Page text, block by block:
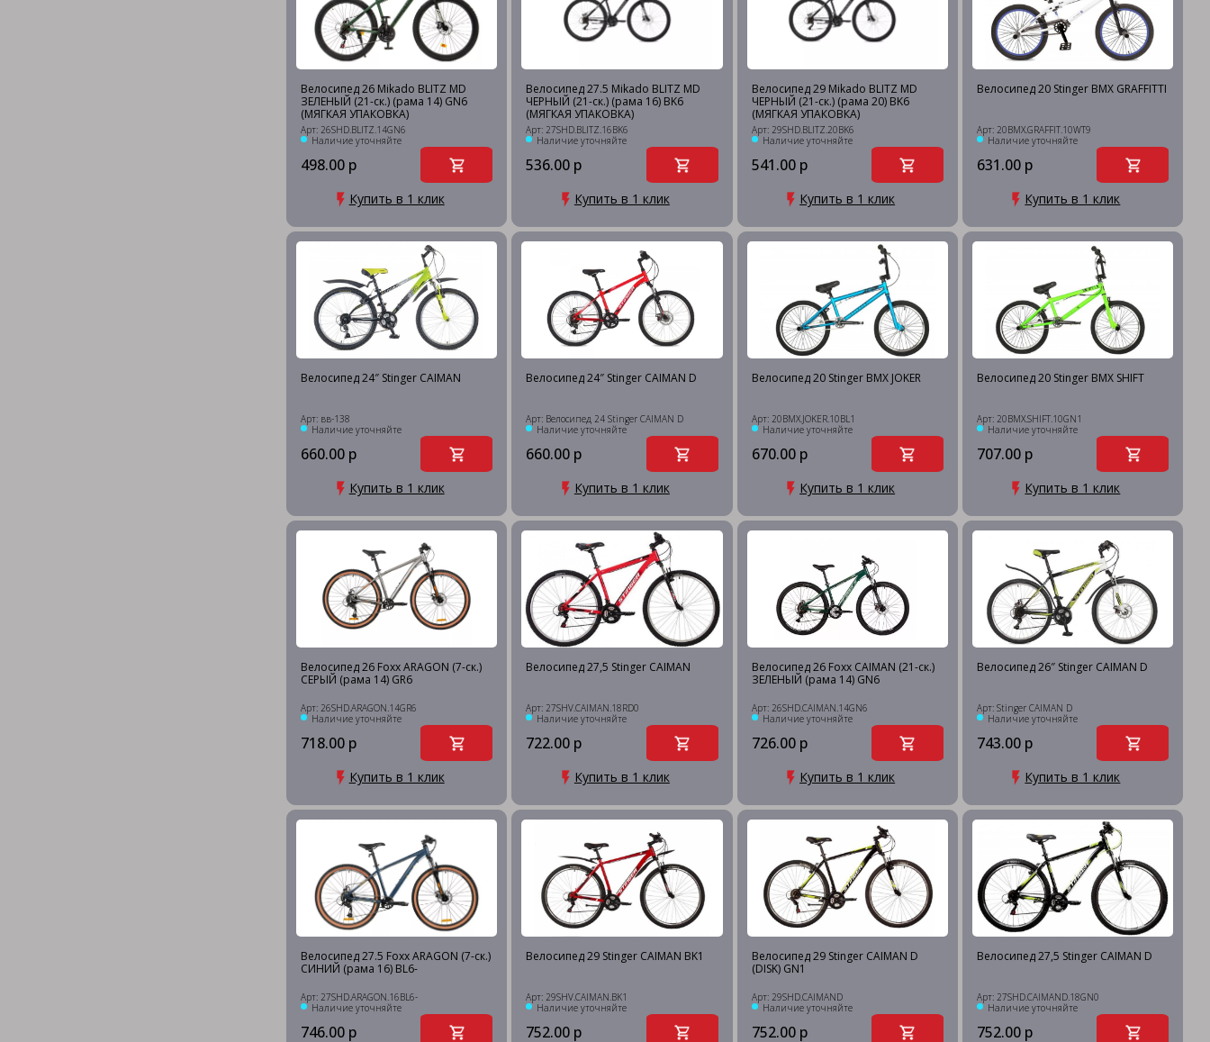
Велосипед 26 Mikado BLITZ MD
ЗЕЛЕНЫЙ (21-ск.) (рама 14) GN6
(МЯГКАЯ УПАКОВКА)
Арт: 26SHD.BLITZ.14GN6
Наличие уточняйте
498.00 р
Купить в 1 клик
Велосипед 27.5 Mikado BLITZ MD
ЧЕРНЫЙ (21-ск.) (рама 16) BK6
(МЯГКАЯ УПАКОВКА)
Арт: 27SHD.BLITZ.16BK6
Наличие уточняйте
536.00 р
Купить в 1 клик
Велосипед 29 Mikado BLITZ MD
ЧЕРНЫЙ (21-ск.) (рама 20) BK6
(МЯГКАЯ УПАКОВКА)
Арт: 29SHD.BLITZ.20BK6
Наличие уточняйте
541.00 р
Купить в 1 клик
Велосипед 20 Stinger BMX GRAFFITTI
Арт: 20BMX.GRAFFIT.10WT9
Наличие уточняйте
631.00 р
Купить в 1 клик
Велосипед 24″ Stinger CAIMAN
Арт: вв-138
Наличие уточняйте
660.00 р
Купить в 1 клик
Велосипед 24″ Stinger CAIMAN D
Арт: Велосипед 24 Stinger CAIMAN D
Наличие уточняйте
660.00 р
Купить в 1 клик
Велосипед 20 Stinger BMX JOKER
Арт: 20BMX.JOKER.10BL1
Наличие уточняйте
670.00 р
Купить в 1 клик
Велосипед 20 Stinger BMX SHIFT
Арт: 20BMX.SHIFT.10GN1
Наличие уточняйте
707.00 р
Купить в 1 клик
Велосипед 26 Foxx ARAGON (7-ск.)
СЕРЫЙ (рама 14) GR6
Арт: 26SHD.ARAGON.14GR6
Наличие уточняйте
718.00 р
Купить в 1 клик
Велосипед 27,5 Stinger CAIMAN
Арт: 27SHV.CAIMAN.18RD0
Наличие уточняйте
722.00 р
Купить в 1 клик
Велосипед 26 Foxx CAIMAN (21-ск.)
ЗЕЛЕНЫЙ (рама 14) GN6
Арт: 26SHD.CAIMAN.14GN6
Наличие уточняйте
726.00 р
Купить в 1 клик
Велосипед 26″ Stinger CAIMAN D
Арт: Stinger CAIMAN D
Наличие уточняйте
743.00 р
Купить в 1 клик
Велосипед 27.5 Foxx ARAGON (7-ск.)
СИНИЙ (рама 16) BL6-
Арт: 27SHD.ARAGON.16BL6-
Наличие уточняйте
746.00 р
Велосипед 29 Stinger CAIMAN BK1
Арт: 29SHV.CAIMAN.BK1
Наличие уточняйте
752.00 р
Велосипед 29 Stinger CAIMAN D
(DISK) GN1
Арт: 29SHD.CAIMAND
Наличие уточняйте
752.00 р
Велосипед 27,5 Stinger CAIMAN D
Арт: 27SHD.CAIMAND.18GN0
Наличие уточняйте
752.00 р